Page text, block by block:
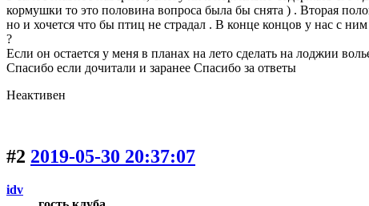
кормушки то это половина вопроса была бы снята ) . Вторая
но и хочется что бы птиц не страдал . В конце концов у нас с
?
Если он остается у меня в планах на лето сделать на лоджии
Спасибо если дочитали и заранее Спасибо за ответы
Неактивен
#2 2019-05-30 20:37:07
idv